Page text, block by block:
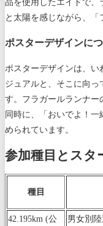
品を使用したエイドで、
と太陽を感じながら、「
ポスターデザインに
ポスターデザインは、
ジュアルと、そこに向
す。フラガールランナー
同時に、「おいでよ！
められています。
参加種目とスタ
種目
42.195km (公
男女別